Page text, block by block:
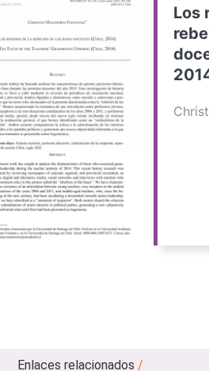
Los
Enlaces relacionados/